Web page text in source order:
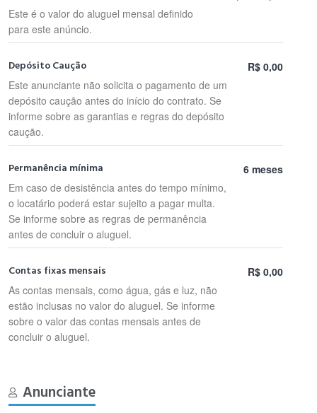
Este é o valor do aluguel mensal definido
para este anúncio.
Depósito Caução
Este anunciante não solicita o pagamento de um
depósito caução antes do início do contrato. Se
informe sobre as garantias e regras do depósito
caução.
R$ 0,00
Permanência mínima
Em caso de desistência antes do tempo mínimo,
o locatário poderá estar sujeito a pagar multa.
Se informe sobre as regras de permanência
antes de concluir o aluguel.
6 meses
Contas fixas mensais
As contas mensais, como água, gás e luz, não
estão inclusas no valor do aluguel. Se informe
sobre o valor das contas mensais antes de
concluir o aluguel.
R$ 0,00
Anunciante